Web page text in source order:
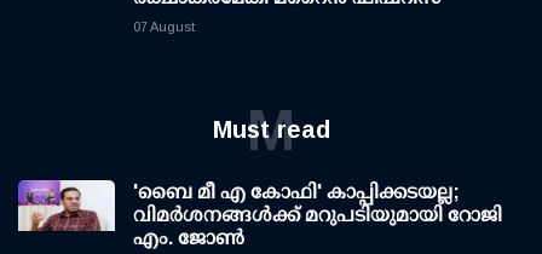
07 August
Must read
M
'ബൈ മീ എ കോഫി' കാപ്പിക്കടയല്ല;
വിമര്‍ശനങ്ങള്‍ക്ക് മറുപടിയുമായി റോജി
എം. ജോണ്‍